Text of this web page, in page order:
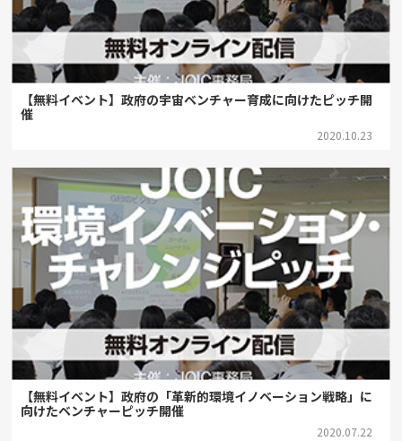
【無料イベント】政府の宇宙ベンチャー育成に向けたピッチ開
催
2020.10.23
【無料イベント】政府の「革新的環境イノベーション戦略」に
向けたベンチャーピッチ開催
2020.07.22